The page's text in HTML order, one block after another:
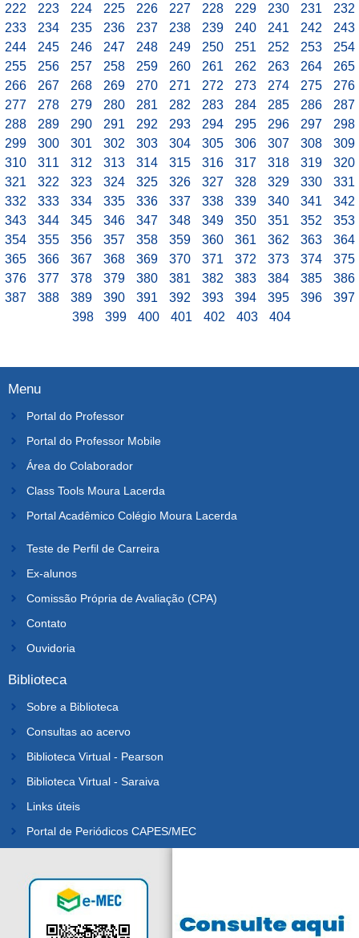
222
223 224 225 226 227 228 229 230 231
232
233
234 235 236 237 238 239 240 241 242
243
244
245 246 247 248 249 250 251 252 253
254
255
256 257 258 259 260 261 262 263 264
265
266
267 268 269 270 271 272 273 274 275
276
277
278 279 280 281 282 283 284 285 286
287
288
289 290 291 292 293 294 295 296 297
298
299
300 301 302 303 304 305 306 307 308
309
310
311 312 313 314 315 316 317 318 319
320
321
322 323 324 325 326 327 328 329 330
331
332
333 334 335 336 337 338 339 340 341
342
343
344 345 346 347 348 349 350 351 352
353
354
355 356 357 358 359 360 361 362 363
364
365
366 367 368 369 370 371 372 373 374
375
376
377 378 379 380 381 382 383 384 385
386
387
388 389 390 391 392 393 394 395 396
397
398
399 400 401 402 403 404
Menu
Portal do Professor
Portal do Professor Mobile
Área do Colaborador
Class Tools Moura Lacerda
Portal Acadêmico Colégio Moura Lacerda
Teste de Perfil de Carreira
Ex-alunos
Comissão Própria de Avaliação (CPA)
Contato
Ouvidoria
Biblioteca
Sobre a Biblioteca
Consultas ao acervo
Biblioteca Virtual - Pearson
Biblioteca Virtual - Saraiva
Links úteis
Portal de Periódicos CAPES/MEC